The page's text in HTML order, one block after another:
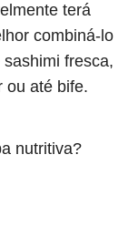
terá
combiná-lo
fresca,
ou até bife.
nutritiva?